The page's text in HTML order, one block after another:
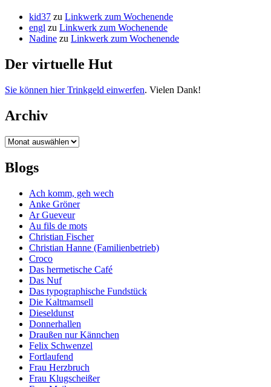
kid37 zu Linkwerk zum Wochenende
engl zu Linkwerk zum Wochenende
Nadine zu Linkwerk zum Wochenende
Der virtuelle Hut
Sie können hier Trinkgeld einwerfen. Vielen Dank!
Archiv
Archiv
Blogs
Ach komm, geh wech
Anke Gröner
Ar Gueveur
Au fils de mots
Christian Fischer
Christian Hanne (Familienbetrieb)
Croco
Das hermetische Café
Das Nuf
Das typographische Fundstück
Die Kaltmamsell
Dieseldunst
Donnerhallen
Draußen nur Kännchen
Felix Schwenzel
Fortlaufend
Frau Herzbruch
Frau Klugscheißer